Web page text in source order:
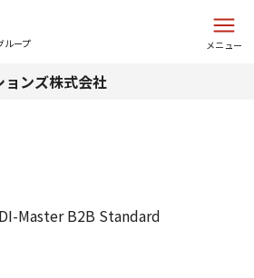
ループ メニュー
ンズ株式会社
Master B2B Standard